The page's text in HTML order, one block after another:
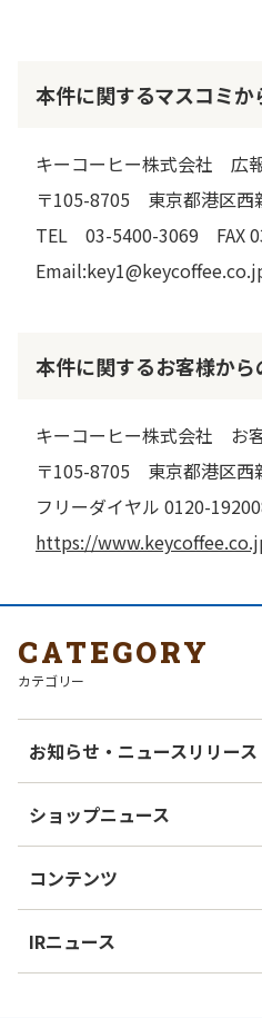
本件に関するマスコミか
キーコーヒー株式会社 広
〒105-8705 東京都港区西
TEL 03-5400-3069 FAX
本件に関するお客様から
キーコーヒー株式会社 お
〒105-8705 東京都港区西
フリーダイヤル 0120-
https://
CATEGORY
カテゴリー
お知らせ・ニュースリリース
ショップニュース
コンテンツ
IRニュース